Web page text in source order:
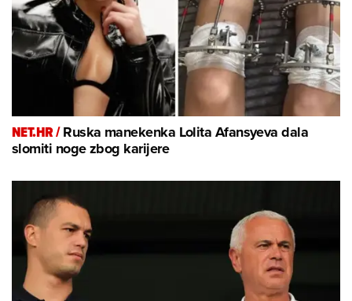
NET.HR /Ruska manekenka Lolita Afansyeva dala
slomiti noge zbog karijere